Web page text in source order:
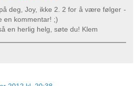
deg, Joy, ikke 2. 2 for å være følger -
en kommentar! ;)
en herlig helg, søte du! Klem